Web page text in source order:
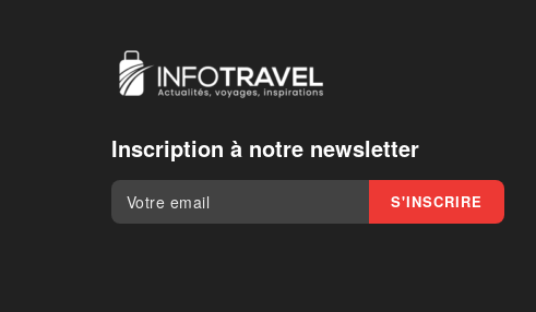
Inscription à notre newsletter